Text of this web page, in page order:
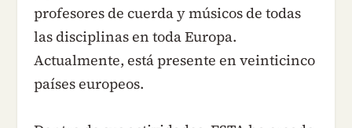
profesores de cuerda y músicos de todas
las disciplinas en toda Europa.
Actualmente, está presente en veinticinco
países europeos.